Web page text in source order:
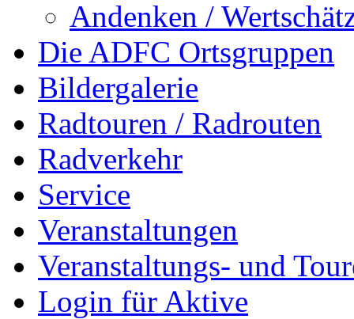
Andenken /
Die ADFC Ortsgruppen
Bildergalerie
Radtouren / Radrouten
Radverkehr
Service
Veranstaltungen
Veranstaltungs- und
Login für Aktive